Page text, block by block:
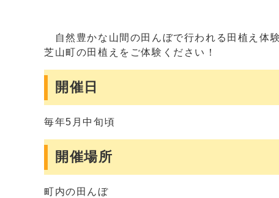
自然豊かな山間の田んぼで行われる田植え体
芝山町の田植えをご体験ください！
開催日
毎年5月中旬頃
開催場所
町内の田んぼ